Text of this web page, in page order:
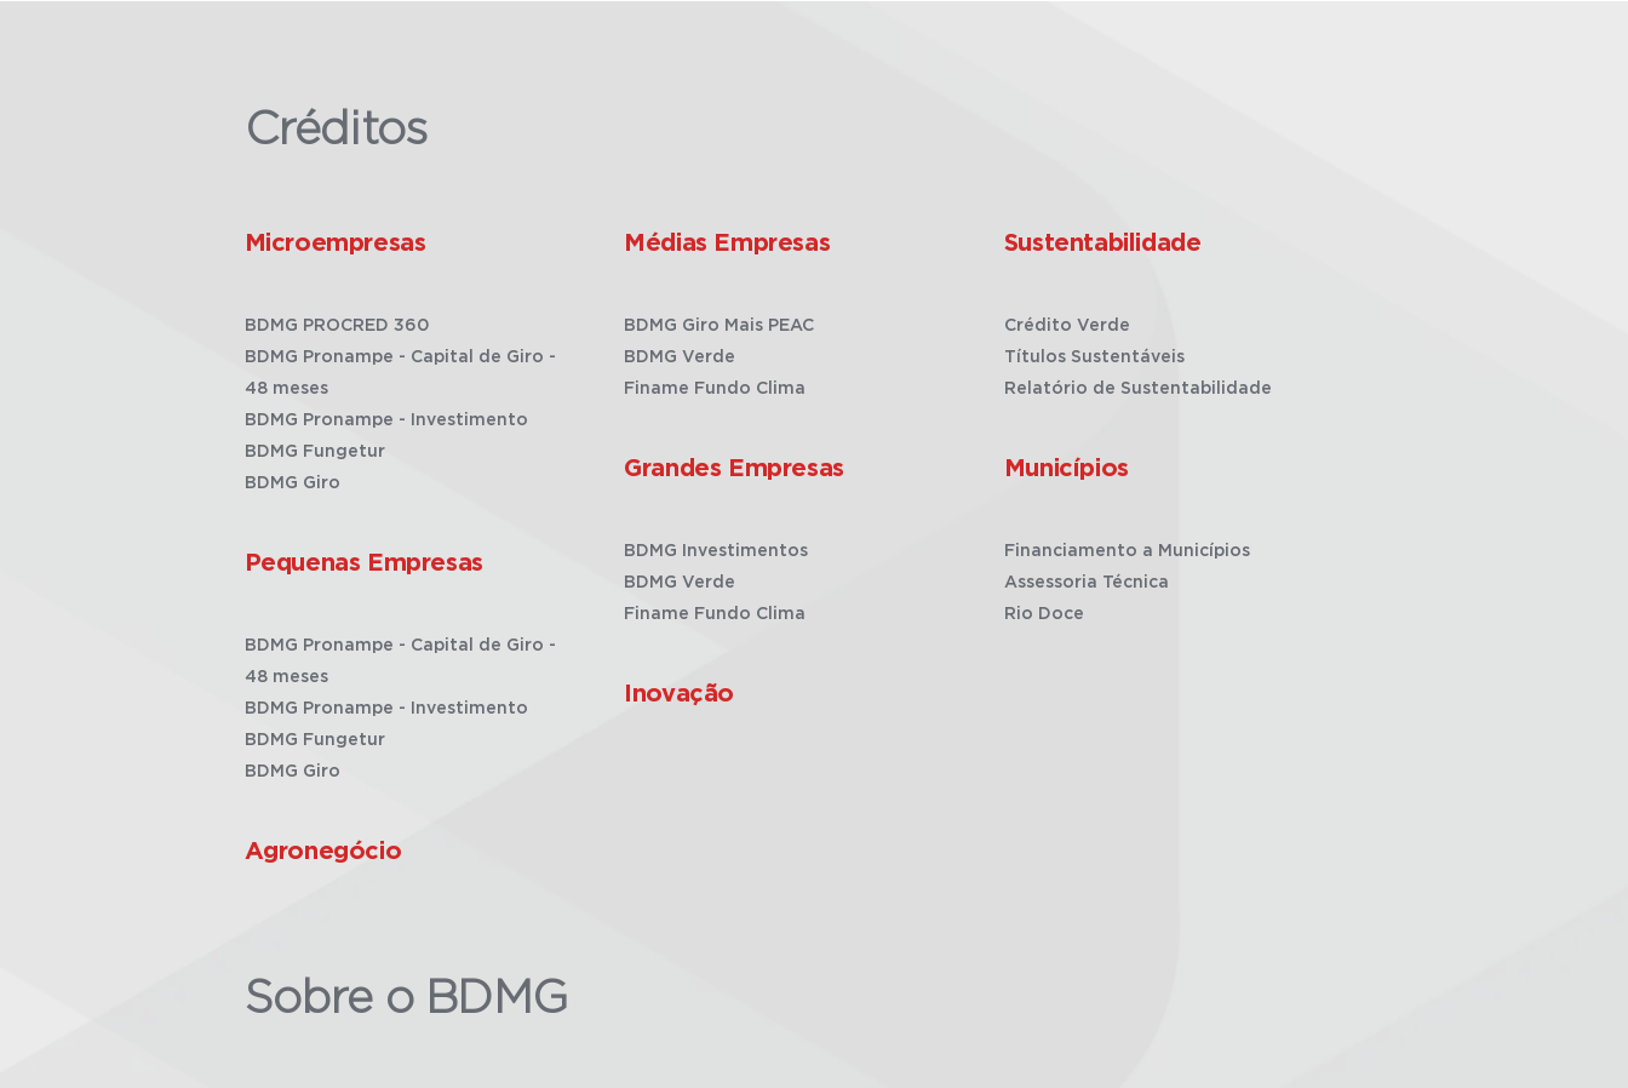
Créditos
Microempresas
BDMG PROCRED 360
BDMG Pronampe - Capital de Giro -
48 meses
BDMG Pronampe - Investimento
BDMG Fungetur
BDMG Giro
Pequenas Empresas
BDMG Pronampe - Capital de Giro -
48 meses
BDMG Pronampe - Investimento
BDMG Fungetur
BDMG Giro
Agronegócio
Médias Empresas
BDMG Giro Mais PEAC
BDMG Verde
Finame Fundo Clima
Grandes Empresas
BDMG Investimentos
BDMG Verde
Finame Fundo Clima
Inovação
Sustentabilidade
Crédito Verde
Títulos Sustentáveis
Relatório de Sustentabilidade
Municípios
Financiamento a Municípios
Assessoria Técnica
Rio Doce
Sobre o BDMG